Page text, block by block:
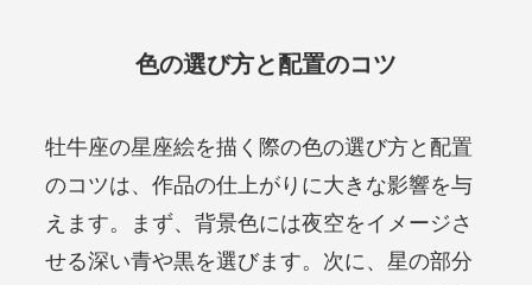
色の選び方と配置のコツ
牡牛座の星座絵を描く際の色の選び方と配置
のコツは、作品の仕上がりに大きな影響を与
えます。まず、背景色には夜空をイメージさ
せる深い青や黒を選びます。次に、星の部分